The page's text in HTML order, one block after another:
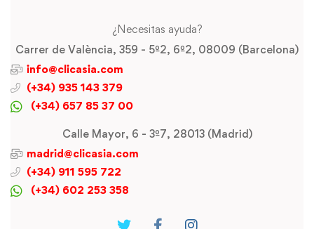
¿Necesitas ayuda?
Carrer de València, 359 - 5º2, 6º2, 08009 (Barcelona)
info@clicasia.com
(+34) 935 143 379
(+34) 657 85 37 00
Calle Mayor, 6 - 3º7, 28013 (Madrid)
madrid@clicasia.com
(+34) 911 595 722
(+34) 602 253 358